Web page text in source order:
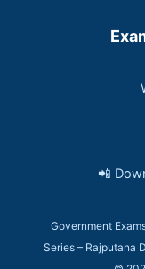
📲
Government
Series – Rajputana